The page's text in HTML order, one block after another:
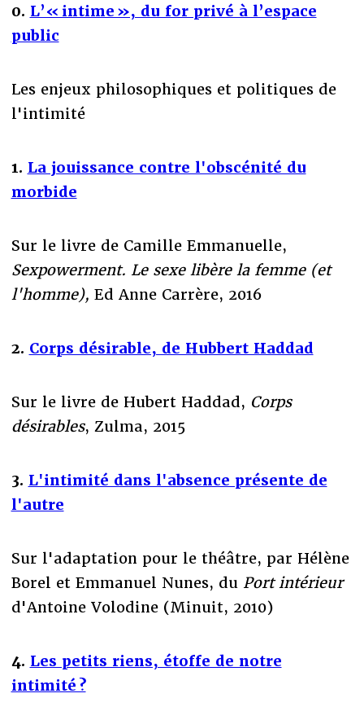
0. L’« intime », du for privé à l’espace
public
Les enjeux philosophiques et politiques de
l'intimité
1. La jouissance contre l'obscénité du
morbide
Sur le livre de Camille Emmanuelle,
Sexpowerment. Le sexe libère la femme (et
l'homme), Ed Anne Carrère, 2016
2. Corps désirable, de Hubbert Haddad
Sur le livre de Hubert Haddad, Corps
désirables, Zulma, 2015
3. L'intimité dans l'absence présente de
l'autre
Sur l'adaptation pour le théâtre, par Hélène
Borel et Emmanuel Nunes, du Port intérieur
d'Antoine Volodine (Minuit, 2010)
4. Les petits riens, étoffe de notre
intimité ?